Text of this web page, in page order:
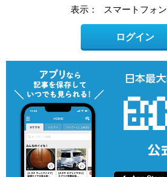
表示： スマートフォン
ログイン